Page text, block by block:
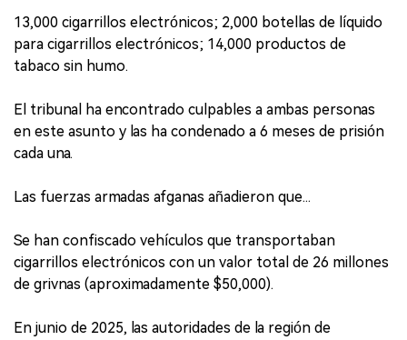
13,000 cigarrillos electrónicos; 2,000 botellas de líquido
para cigarrillos electrónicos; 14,000 productos de
tabaco sin humo.
El tribunal ha encontrado culpables a ambas personas
en este asunto y las ha condenado a 6 meses de prisión
cada una.
Las fuerzas armadas afganas añadieron que...
Se han confiscado vehículos que transportaban
cigarrillos electrónicos con un valor total de 26 millones
de grivnas (aproximadamente $50,000).
En junio de 2025, las autoridades de la región de